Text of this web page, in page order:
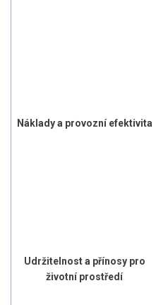
Náklady a provozní efektivita
Udržitelnost a přínosy pro
životní prostředí